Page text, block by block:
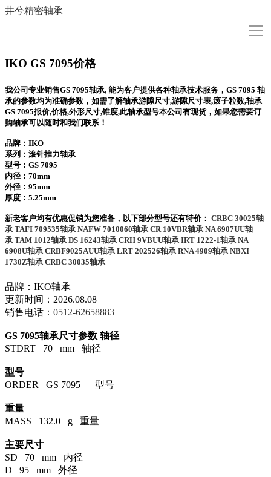
井兮精密轴承
导
型号查询
联系我们
IKO GS 7095价格
我公司专业销售GS 7095轴承, 能为客户提供各种轴承技术服务，GS 7095 轴
承的参数均为准确参数，如需了解轴承游隙尺寸,游隙尺寸表,滚子粒数,轴承
GS 7095报价,价格,外形尺寸,锥度,此轴承型号本公司有现货，如果您需要订
购轴承可以随时和我们联系！
品牌：IKO
系列：滚针推力轴承
型号： GS 7095
内径：70mm
外径：95mm
厚度：5.25mm
新老客户均有优惠促销为您准备，以下部分型号还有特价： CRBC 30025轴
承 TAFI 709535轴承 NAFW 7010060轴承 CR 10VBR轴承 NA 6907UU轴
承 TAM 1012轴承 DS 16243轴承 CRH 9VBUU轴承 IRT 1222-1轴承 NA
6908U轴承 CRBF9025AUU轴承 LRT 202526轴承 RNA 4909轴承 NBXI
1730Z轴承 CRBC 30035轴承
品牌：IKO轴承
更新时间：2026.08.08
销售电话： 0512-62658883
GS 7095轴承尺寸参数 轴径
STDRT 70 mm 轴径
型号
ORDER GS 7095 型号
重量
MASS 132.0 g 重量
主要尺寸
SD 70 mm 内径
D 95 mm 外径